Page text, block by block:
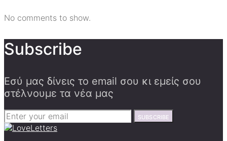
No comments to show.
Subscribe
Εσύ μας δίνεις το email σου κι εμείς σου
στέλνουμε τα νέα μας
SUBSCRIBE